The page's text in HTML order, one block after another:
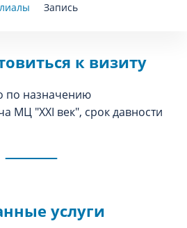
Запись
к визиту
по назначению
МЦ "XXI век", срок давности
услуги